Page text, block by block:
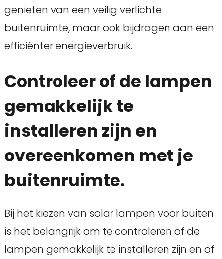
genieten van een veilig verlichte
buitenruimte, maar ook bijdragen aan een
efficiënter energieverbruik.
Controleer of de lampen
gemakkelijk te
installeren zijn en
overeenkomen met je
buitenruimte.
Bij het kiezen van solar lampen voor buiten
is het belangrijk om te controleren of de
lampen gemakkelijk te installeren zijn en of